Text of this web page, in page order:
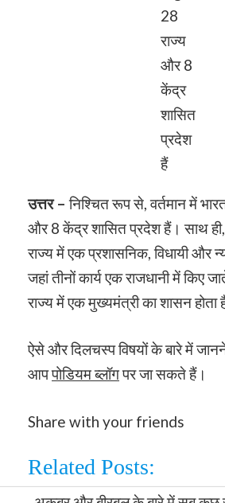
28
राज्य
और 8
केंद्र
शासित
प्रदेश
हैं
उत्तर – निश्चित रूप से, वर्तमान में
और 8 केंद्र शासित प्रदेश हैं। साथ
राज्य में एक प्रशासनिक, विधायी और
जहां तीनों कार्य एक राजधानी में किए
राज्य में एक मुख्यमंत्री का शासन होता
ऐसे और दिलचस्प विषयों के बारे में
आपपोडियम ब्लॉगपर जा सकते हैं।
Share with your friends
Related Posts: